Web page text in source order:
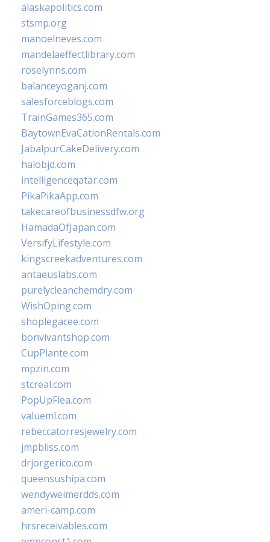
alaskapolitics.com
stsmp.org
manoelneves.com
mandelaeffectlibrary.com
roselynns.com
balanceyoganj.com
salesforceblogs.com
TrainGames365.com
BaytownEvaCationRentals.com
JabalpurCakeDelivery.com
halobjd.com
intelligenceqatar.com
PikaPikaApp.com
takecareofbusinessdfw.org
HamadaOfJapan.com
VersifyLifestyle.com
kingscreekadventures.com
antaeuslabs.com
purelycleanchemdry.com
WishOping.com
shoplegacee.com
bonvivantshop.com
CupPlante.com
mpzin.com
stcreal.com
PopUpFlea.com
valueml.com
rebeccatorresjewelry.com
jmpbliss.com
drjorgerico.com
queensushipa.com
wendyweimerdds.com
ameri-camp.com
hrsreceivables.com